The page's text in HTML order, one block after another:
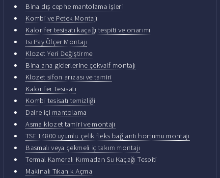
Bina dış cephe mantolama işleri
Kombi ve Petek Montajı
Kalorifer tesisatı kaçağı tespiti ve onarımı
Isı Pay Ölçer Montajı
Klozet Yeri Değiştirme
Bina ana giderlerine çekvalf montajı
Klozet sifon arızası ve tamiri
Kalorifer Tesisatı
Kombi tesisatı temizliği
Daire içi mantolama
Asma klozet tamiri ve montajı
TSE 14800 uyumlu çelik fleks bağlantı hortumu montajı
Basmalı veya çekmeli iç takım montajı
Termal Kameralı Kırmadan Su Kaçağı Tespiti
Makinalı Tıkanık Açma